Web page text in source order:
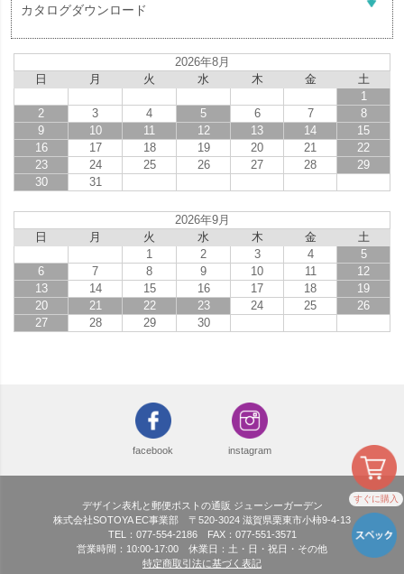
すぐに購入
カタログダウンロード
2026年8月
日
月 火 水 木 金
土
1
2
3 4 5 6 7
8
9
10 11 12 13 14
15
16
17 18 19 20 21
22
23
24 25 26 27 28
29
30
31
2026年9月
日
月 火 水 木 金
土
1
2 3 4
5
6
7 8 9 10 11
12
13
14 15 16 17 18
19
20
21 22 23 24 25
26
27
28 29 30
facebook instagram
デザイン表札と郵便ポストの通販 ジューシーガーデン
株式会社SOTOYA EC事業部 〒520-3024 滋賀県栗東市小柿9-4-13
TEL：077-554-2186 FAX：077-551-3571
営業時間：10:00-17:00 休業日：土・日・祝日・その他
特定商取引法に基づく表記